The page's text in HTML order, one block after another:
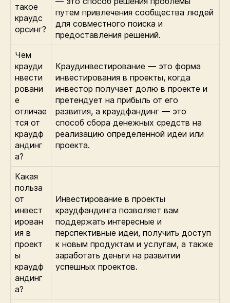
такое
краудс
орсинг?
путем привлечения сообщества людей
для совместного поиска и
предоставления решений.
Чем
крауди
нвести
ровани
е
отличае
тся от
краудф
андинг
а?
Краудинвестирование — это форма
инвестирования в проекты, когда
инвестор получает долю в проекте и
претендует на прибыль от его
развития, а краудфандинг — это
способ сбора денежных средств на
реализацию определенной идеи или
проекта.
Какая
польза
от
инвест
ирован
ия в
проект
ы
краудф
андинг
а?
Инвестирование в проекты
краудфандинга позволяет вам
поддержать интересные и
перспективные идеи, получить доступ
к новым продуктам и услугам, а также
заработать деньги на развитии
успешных проектов.